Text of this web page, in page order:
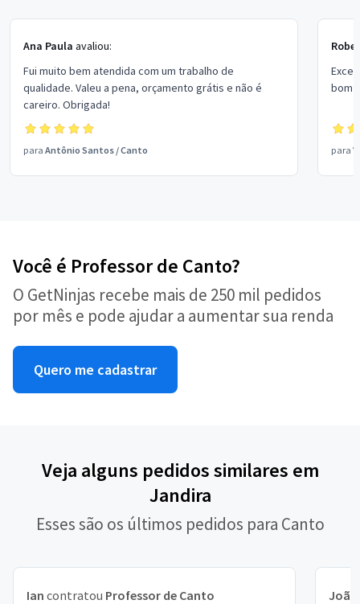
Ana Paula avaliou:
Fui muito bem atendida com um trabalho de
qualidade. Valeu a pena, orçamento grátis e não é
careiro. Obrigada!
para Antônio Santos /Canto
bom
para
Você é Professor de Canto?
O GetNinjas recebe mais de 250 mil pedidos
por mês e pode ajudar a aumentar sua renda
Quero me cadastrar
Veja alguns pedidos similares em
Jandira
Esses são os últimos pedidos para Canto
Ian contratou Professor de Canto